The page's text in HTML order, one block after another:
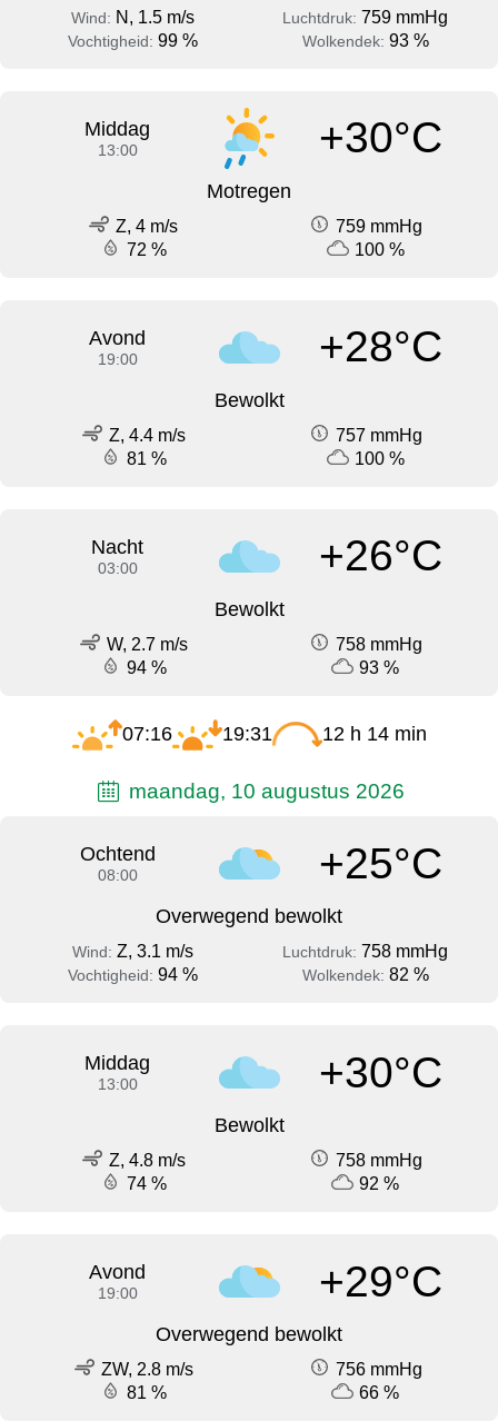
Wind: N, 1.5 m/s Luchtdruk: 759 mmHg
Vochtigheid: 99 % Wolkendek: 93 %
Middag
13:00 +30°C
Motregen
Z, 4 m/s
759 mmHg
72 %
100 %
Avond
19:00 +28°C
Bewolkt
Z, 4.4 m/s
757 mmHg
81 %
100 %
Nacht
03:00 +26°C
Bewolkt
W, 2.7 m/s
758 mmHg
94 %
93 %
07:16 19:31 12 h 14 min
maandag, 10 augustus 2026
Ochtend
08:00 +25°C
Overwegend bewolkt
Wind: Z, 3.1 m/s Luchtdruk: 758 mmHg
Vochtigheid: 94 % Wolkendek: 82 %
Middag
13:00 +30°C
Bewolkt
Z, 4.8 m/s
758 mmHg
74 %
92 %
Avond
19:00 +29°C
Overwegend bewolkt
ZW, 2.8 m/s
756 mmHg
81 %
66 %